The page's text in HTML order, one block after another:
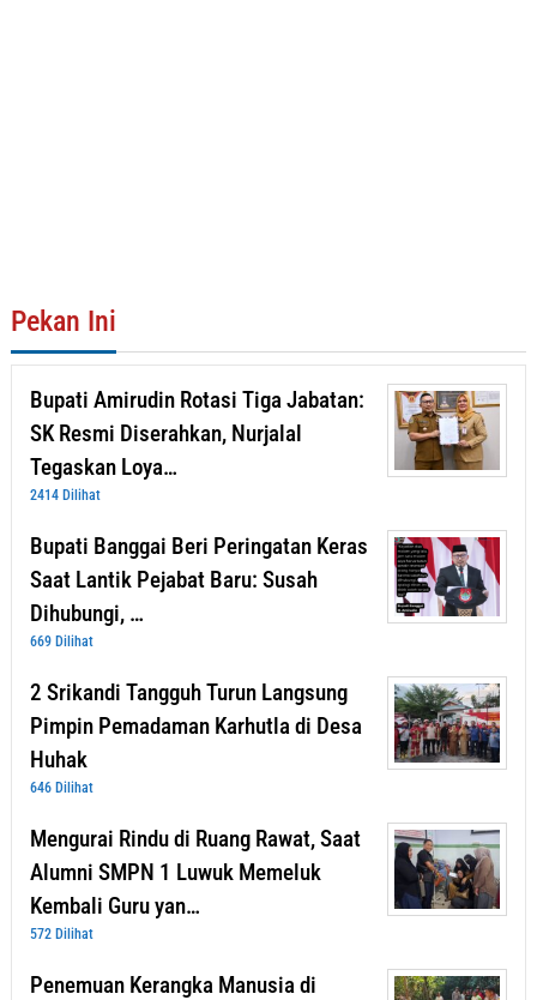
Pekan Ini
Bupati Amirudin Rotasi Tiga Jabatan:
SK Resmi Diserahkan, Nurjalal
Tegaskan Loya…
2414 Dilihat
Bupati Banggai Beri Peringatan Keras
Saat Lantik Pejabat Baru: Susah
Dihubungi, …
669 Dilihat
2 Srikandi Tangguh Turun Langsung
Pimpin Pemadaman Karhutla di Desa
Huhak
646 Dilihat
Mengurai Rindu di Ruang Rawat, Saat
Alumni SMPN 1 Luwuk Memeluk
Kembali Guru yan…
572 Dilihat
Penemuan Kerangka Manusia di